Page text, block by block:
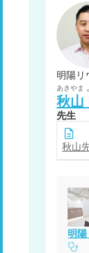
明陽リ
あきやま
秋山
先生
秋山
明